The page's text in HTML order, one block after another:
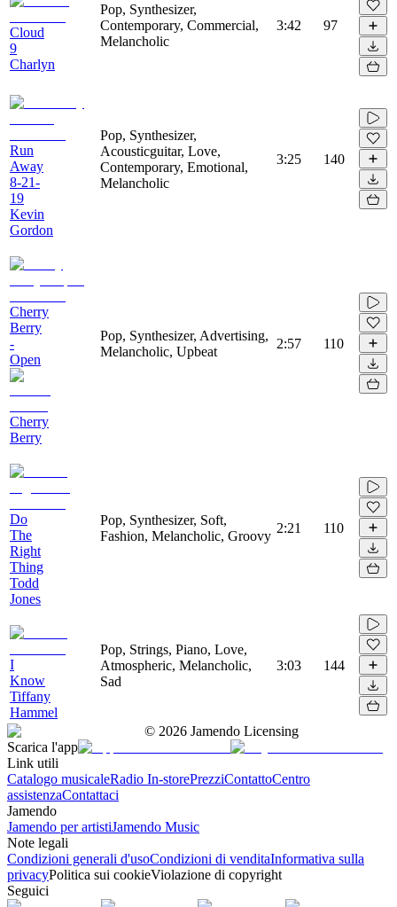
Cloud
9
Charlyn
Pop, Synthesizer,
Contemporary, Commercial,
Melancholic
3:42 97
Run
Away
8-21-
19
Kevin
Gordon
Pop, Synthesizer,
Acousticguitar, Love,
Contemporary, Emotional,
Melancholic
3:25 140
Cherry
Berry
-
Open
Cherry
Berry
Pop, Synthesizer, Advertising,
Melancholic, Upbeat
2:57 110
Do
The
Right
Thing
Todd
Jones
Pop, Synthesizer, Soft,
Fashion, Melancholic, Groovy
2:21 110
I
Know
Tiffany
Hammel
Pop, Strings, Piano, Love,
Atmospheric, Melancholic,
Sad
3:03 144
© 2026 Jamendo Licensing
Scarica l'app
Link utili
Catalogo musicaleRadio In-storePrezziContattoCentro
assistenzaContattaci
Jamendo
Jamendo per artistiJamendo Music
Note legali
Condizioni generali d'usoCondizioni di venditaInformativa sulla
privacyPolitica sui cookieViolazione di copyright
Seguici